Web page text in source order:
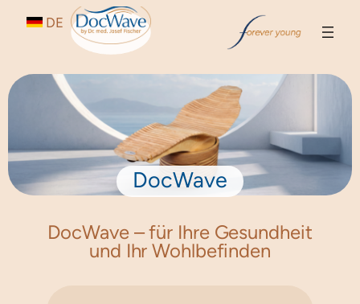
Inhalt
DE
DocWave
DocWave – für Ihre Gesundheit
und Ihr Wohlbefinden